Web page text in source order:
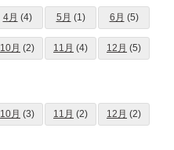
4月 (4) 5月 (1) 6月 (5)
10月 (2) 11月 (4) 12月 (5)
10月 (3) 11月 (2) 12月 (2)